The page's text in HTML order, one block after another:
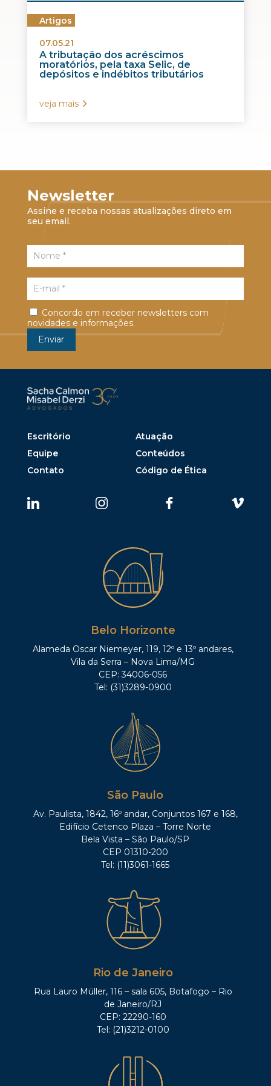
Artigos
07.05.21
A tributação dos acréscimos
moratórios, pela taxa Selic, de
depósitos e indébitos tributários
veja mais
Newsletter
Assine e receba nossas atualizações direto em
seu email.
Concordo em receber newsletters com
novidades e informações.
Escritório
Atuação
Equipe
Conteúdos
Contato
Código de Ética
Belo Horizonte
Alameda Oscar Niemeyer, 119, 12º e 13º andares,
Vila da Serra – Nova Lima/MG
CEP: 34006-056
Tel: (31)3289-0900
São Paulo
Av. Paulista, 1842, 16º andar, Conjuntos 167 e 168,
Edifício Cetenco Plaza – Torre Norte
Bela Vista – São Paulo/SP
CEP 01310-200
Tel: (11)3061-1665
Rio de Janeiro
Rua Lauro Müller, 116 – sala 605, Botafogo – Rio
de Janeiro/RJ
CEP: 22290-160
Tel: (21)3212-0100